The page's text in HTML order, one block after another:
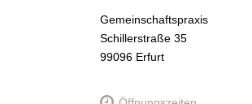
Gemeinschaftspraxis
Schillerstraße 35
99096 Erfurt